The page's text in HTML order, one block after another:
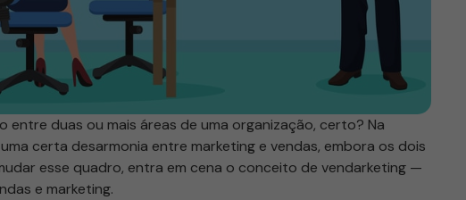
entre duas ou mais áreas de uma organização, certo? Na
certa desarmonia entre marketing e vendas, embora os dois
esse quadro, entra em cena o conceito de vendarketing —
e marketing.